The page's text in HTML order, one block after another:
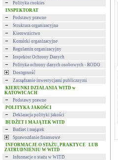
Polityka cookies
INSPEKTORAT
Podstawy prawne
Struktura organizacyjna
Kierownictwo
Komórki organizacyjne
Regulamin organizacyjny
Inspektor Ochrony Danych
Polityka ochrony danych osobowych - RODO
Dostępność
Zarządzanie inwestycjami publicznymi
KIERUNKI DZIAŁANIA WITD w
KATOWICACH
Podstawy prawne
POLITYKA JAKOŚCI
Deklaracja polityki jakości
BUDŻET I MAJĄTEK WITD
Budżet i majątek
Sprawozdanie finansowe
INFORMACJE O STAŻU, PRAKTYCE LUB
ZATRUDNIENIU W WITD
Informacje o stażu w WITD